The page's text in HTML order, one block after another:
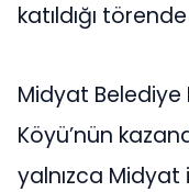
katıldığı
Midyat Belediye
Köyü’nün
yalnızca Midyat